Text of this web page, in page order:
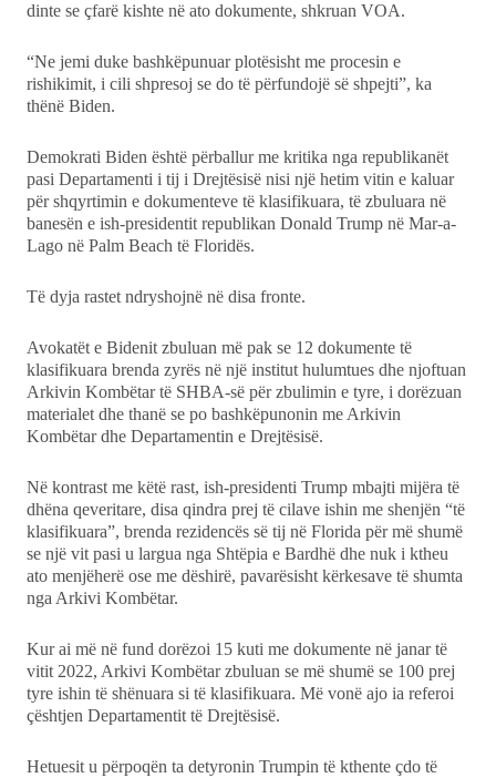
DuVideo
dinte se çfarë kishte në ato dokumente, shkruan VOA.
“Ne jemi duke bashkëpunuar plotësisht me procesin e
rishikimit, i cili shpresoj se do të përfundojë së shpejti”, ka
thënë Biden.
Demokrati Biden është përballur me kritika nga republikanët
pasi Departamenti i tij i Drejtësisë nisi një hetim vitin e kaluar
për shqyrtimin e dokumenteve të klasifikuara, të zbuluara në
banesën e ish-presidentit republikan Donald Trump në Mar-a-
Lago në Palm Beach të Floridës.
Të dyja rastet ndryshojnë në disa fronte.
Avokatët e Bidenit zbuluan më pak se 12 dokumente të
klasifikuara brenda zyrës në një institut hulumtues dhe njoftuan
Arkivin Kombëtar të SHBA-së për zbulimin e tyre, i dorëzuan
materialet dhe thanë se po bashkëpunonin me Arkivin
Kombëtar dhe Departamentin e Drejtësisë.
Në kontrast me këtë rast, ish-presidenti Trump mbajti mijëra të
dhëna qeveritare, disa qindra prej të cilave ishin me shenjën “të
klasifikuara”, brenda rezidencës së tij në Florida për më shumë
se një vit pasi u largua nga Shtëpia e Bardhë dhe nuk i ktheu
ato menjëherë ose me dëshirë, pavarësisht kërkesave të shumta
nga Arkivi Kombëtar.
Kur ai më në fund dorëzoi 15 kuti me dokumente në janar të
vitit 2022, Arkivi Kombëtar zbuluan se më shumë se 100 prej
tyre ishin të shënuara si të klasifikuara. Më vonë ajo ia referoi
çështjen Departamentit të Drejtësisë.
Hetuesit u përpoqën ta detyronin Trumpin të kthente çdo të